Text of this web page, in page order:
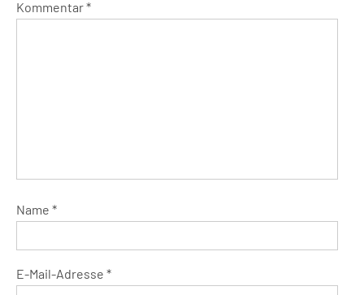
Kommentar*
Name *
E-Mail-Adresse *